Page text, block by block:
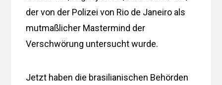
der von der Polizei von Rio de Janeiro als
mutmaßlicher Mastermind der
Verschwörung untersucht wurde.
Jetzt haben die brasilianischen Behörden